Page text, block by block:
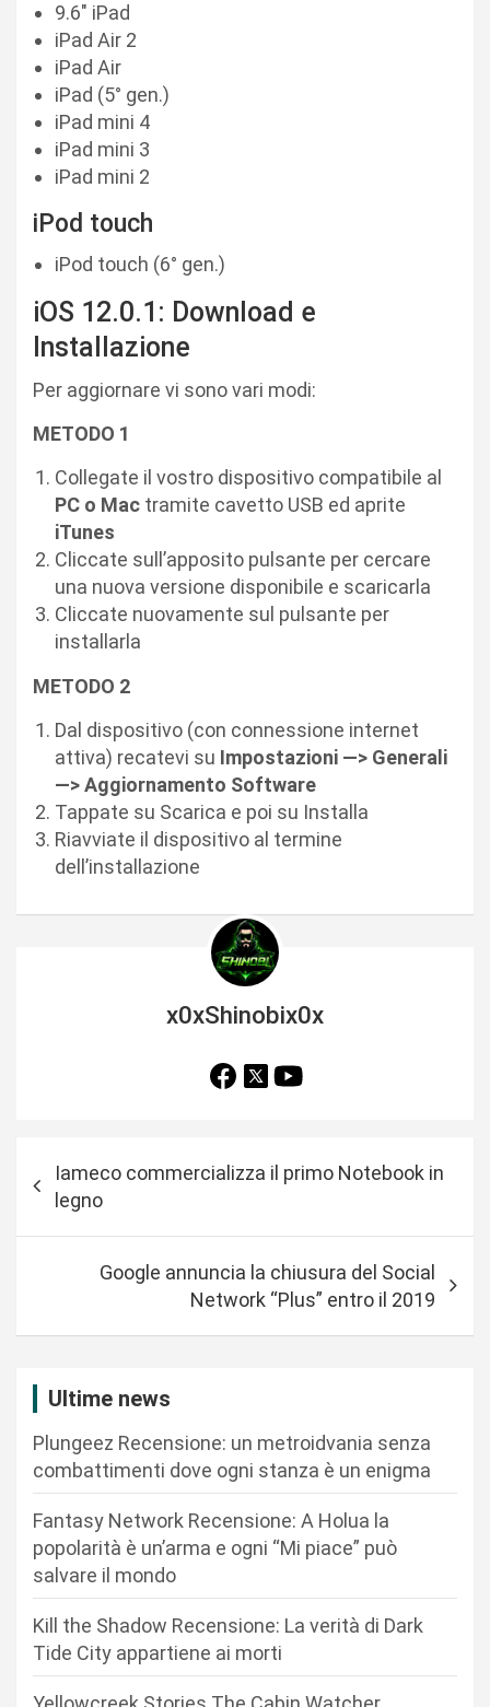
9.6″ iPad
iPad Air 2
iPad Air
iPad (5° gen.)
iPad mini 4
iPad mini 3
iPad mini 2
iPod touch
iPod touch (6° gen.)
iOS 12.0.1: Download e
Installazione
Per aggiornare vi sono vari modi:
METODO 1
Collegate il vostro dispositivo compatibile al
PC o Mac tramite cavetto USB ed aprite
iTunes
Cliccate sull’apposito pulsante per cercare
una nuova versione disponibile e scaricarla
Cliccate nuovamente sul pulsante per
installarla
METODO 2
Dal dispositivo (con connessione internet
attiva) recatevi su Impostazioni —> Generali
—> Aggiornamento Software
Tappate su Scarica e poi su Installa
Riavviate il dispositivo al termine
dell’installazione
x0xShinobix0x
a
Iameco commercializza il primo Notebook in
legno
Google annuncia la chiusura del Social
Network “Plus” entro il 2019
Ultime news
Plungeez Recensione: un metroidvania senza
combattimenti dove ogni stanza è un enigma
Fantasy Network Recensione: A Holua la
popolarità è un’arma e ogni “Mi piace” può
salvare il mondo
Kill the Shadow Recensione: La verità di Dark
Tide City appartiene ai morti